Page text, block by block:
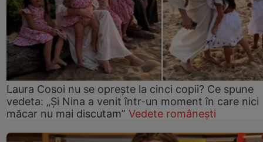
Laura Cosoi nu se oprește la cinci copii? Ce spune
vedeta: „Și Nina a venit într-un moment în care nici
măcar nu mai discutam” Vedete românești